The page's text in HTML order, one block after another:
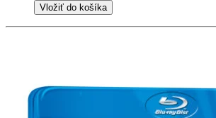
Vložiť do košíka